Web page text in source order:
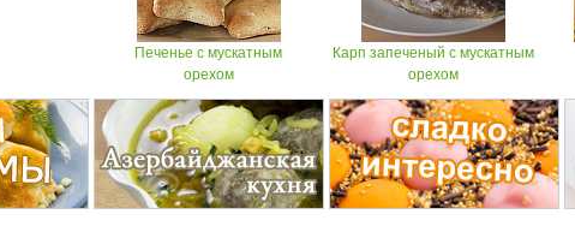
Печенье с мускатным
орехом
Карп запеченый с мускатным
орехом